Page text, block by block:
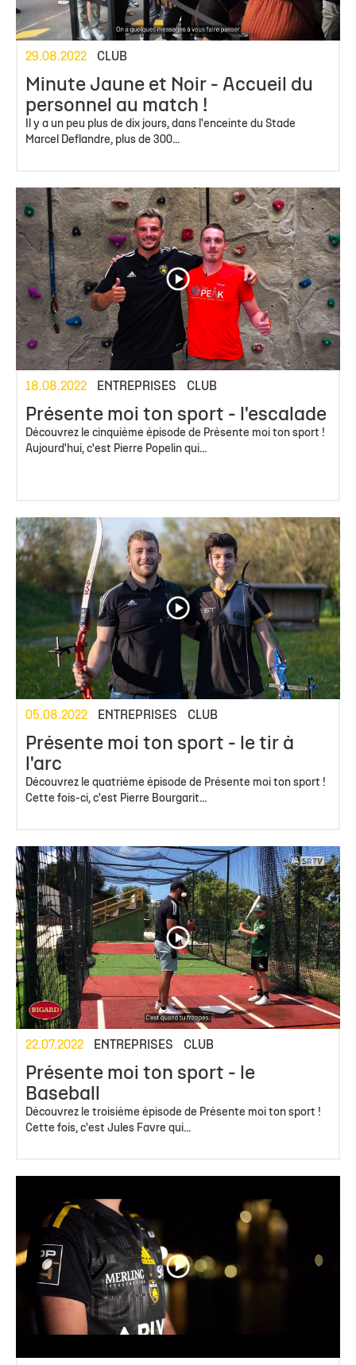
29.08.2022 CLUB
Minute Jaune et Noir - Accueil du
personnel au match !
Il y a un peu plus de dix jours, dans l'enceinte du Stade
Marcel Deflandre, plus de 300...
18.08.2022 ENTREPRISES CLUB
Présente moi ton sport - l'escalade
Découvrez le cinquième épisode de Présente moi ton sport !
Aujourd'hui, c'est Pierre Popelin qui...
05.08.2022 ENTREPRISES CLUB
Présente moi ton sport - le tir à
l'arc
Découvrez le quatrième épisode de Présente moi ton sport !
Cette fois-ci, c'est Pierre Bourgarit...
22.07.2022 ENTREPRISES CLUB
Présente moi ton sport - le
Baseball
Découvrez le troisième épisode de Présente moi ton sport !
Cette fois, c'est Jules Favre qui...